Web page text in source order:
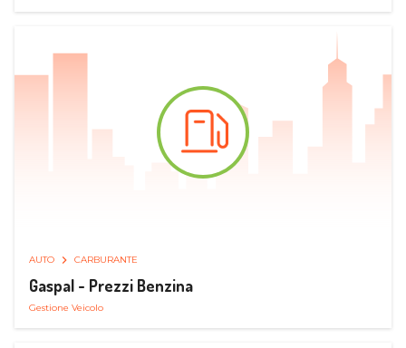
AUTO CARBURANTE
Gaspal - Prezzi Benzina
Gestione Veicolo